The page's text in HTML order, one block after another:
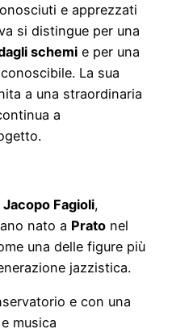
e apprezzati
si distingue per una
schemi e per una
La sua
a una straordinaria
a
Jacopo Fagioli,
nato a Prato nel
una delle figure più
jazzistica.
e con una
musica